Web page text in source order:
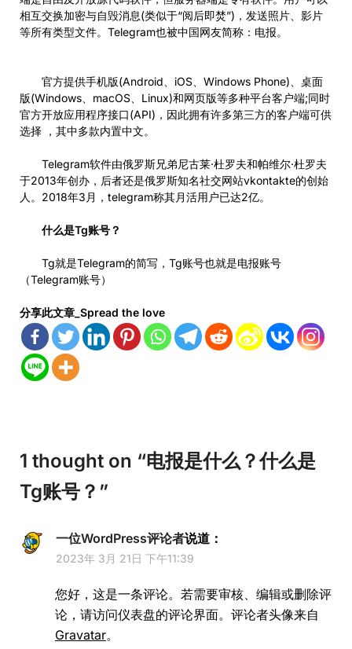
相互交换加密与自毁消息(类似于“阅后即焚”)，发送照片、影片
等所有类型文件。Telegram也被中国网友简称：电报。
官方提供手机版(Android、iOS、Windows Phone)、桌面
版(Windows、macOS、Linux)和网页版等多种平台客户端;同时
官方开放应用程序接口(API)，因此拥有许多第三方的客户端可供
选择 ，其中多款内置中文。
Telegram软件由俄罗斯兄弟尼古莱·杜罗夫和帕维尔·杜罗夫
于2013年创办，后者还是俄罗斯知名社交网站vkontakte的创始
人。2018年3月，telegram称其月活用户已达2亿。
什么是Tg账号？
Tg就是Telegram的简写，Tg账号也就是电报账号
（Telegram账号）
分享此文章_Spread the love
1 thought on “电报是什么？什么是
Tg账号？ ”
一位WordPress评论者说道：
2023年 3月 21日 下午11:39
您好，这是一条评论。若需要审核、编辑或删除评
论，请访问仪表盘的评论界面。评论者头像来自
Gravatar。